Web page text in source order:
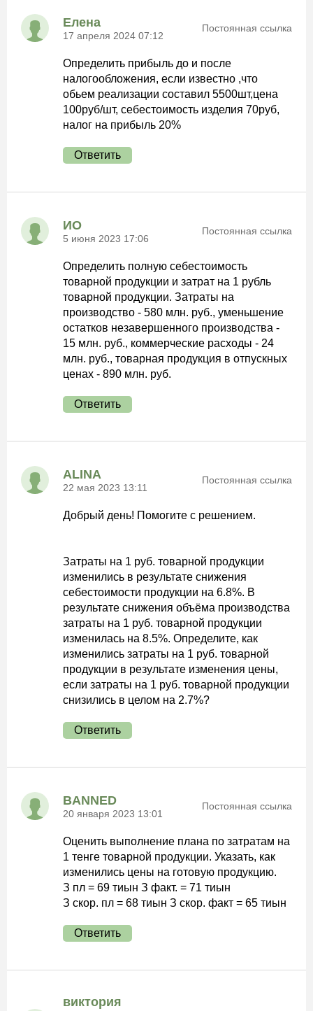
Елена
17 апреля 2024 07:12
Постоянная ссылка
Определить прибыль до и после
налогообложения, если известно ,что
обьем реализации составил 5500шт,цена
100руб/шт, себестоимость изделия 70руб,
налог на прибыль 20%
Ответить
ИО
5 июня 2023 17:06
Постоянная ссылка
Определить полную себестоимость
товарной продукции и затрат на 1 рубль
товарной продукции. Затраты на
производство - 580 млн. руб., уменьшение
остатков незавершенного производства -
15 млн. руб., коммерческие расходы - 24
млн. руб., товарная продукция в отпускных
ценах - 890 млн. руб.
Ответить
ALINA
22 мая 2023 13:11
Постоянная ссылка
Добрый день! Помогите с решением.
Затраты на 1 руб. товарной продукции
изменились в результате снижения
себестоимости продукции на 6.8%. В
результате снижения объёма производства
затраты на 1 руб. товарной продукции
изменилась на 8.5%. Определите, как
изменились затраты на 1 руб. товарной
продукции в результате изменения цены,
если затраты на 1 руб. товарной продукции
снизились в целом на 2.7%?
Ответить
BANNED
20 января 2023 13:01
Постоянная ссылка
Оценить выполнение плана по затратам на
1 тенге товарной продукции. Указать, как
изменились цены на готовую продукцию.
З пл = 69 тиын З факт. = 71 тиын
З скор. пл = 68 тиын З скор. факт = 65 тиын
Ответить
виктория